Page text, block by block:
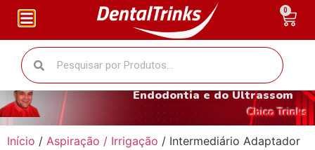
O fantástico mundo da
Endodontia e do Ultrassom
Chico Trinks
Início / Aspiração / Irrigação / Intermediário Adaptador
0